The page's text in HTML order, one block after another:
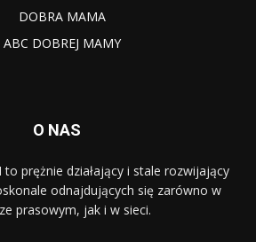
DOBRA MAMA
ABC DOBREJ MAMY
O NAS
to prężnie działający i stale rozwijający
odnajdujących się zarówno w
prasowym, jak i w sieci.